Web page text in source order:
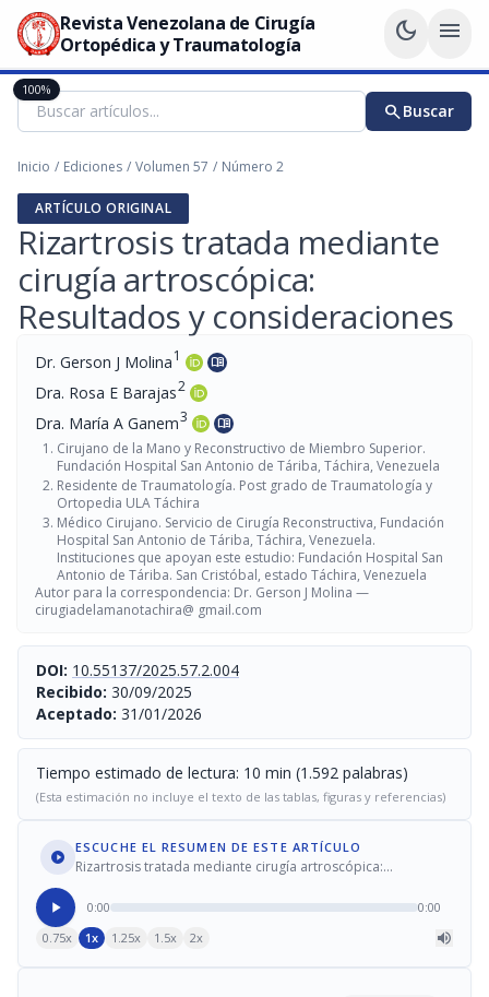
Revista Venezolana de Cirugía
Ortopédica y Traumatología
dark_mode menu
searchBuscar
Inicio / Ediciones / Volumen 57 / Número 2
ARTÍCULO ORIGINAL
Rizartrosis tratada mediante
cirugía artroscópica:
Resultados y consideraciones
Dr. Gerson J Molina1 menu_book
Dra. Rosa E Barajas2
Dra. María A Ganem3 menu_book
Cirujano de la Mano y Reconstructivo de Miembro Superior.
Fundación Hospital San Antonio de Táriba, Táchira, Venezuela
Residente de Traumatología. Post grado de Traumatología y
Ortopedia ULA Táchira
Médico Cirujano. Servicio de Cirugía Reconstructiva, Fundación
Hospital San Antonio de Táriba, Táchira, Venezuela.
Instituciones que apoyan este estudio: Fundación Hospital San
Antonio de Táriba. San Cristóbal, estado Táchira, Venezuela
Autor para la correspondencia: Dr. Gerson J Molina —
cirugiadelamanotachira@ gmail.com
DOI: 10.55137/2025.57.2.004
Recibido: 30/09/2025
Aceptado: 31/01/2026
Tiempo estimado de lectura: 10 min (1.592 palabras)
(Esta estimación no incluye el texto de las tablas, figuras y referencias)
ESCUCHE EL RESUMEN DE ESTE ARTÍCULO
Rizartrosis tratada mediante cirugía artroscópica:
0:00
0:00
0.75x
1x 1.25x 1.5x 2x
100%